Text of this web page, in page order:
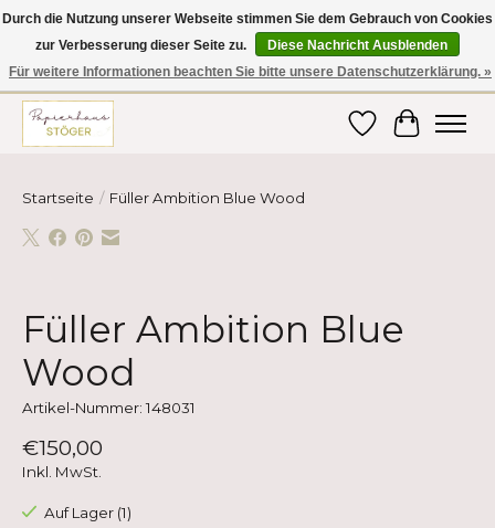
Hier finden Sie hochwertige Produkte im Bereich Schule, Büro, Papier,
Schreiben und vieles mehr! Erhalten Sie Ihre Bestellung bequem nach
Hause oder ins Büro geliefert!
Wunschzettel
Ihr
Startseite / Füller Ambition Blue Wood
Füller Ambition Blue
Wood
Artikel-Nummer: 148031
€150,00
Inkl. MwSt.
Auf Lager (1)
Durch die Nutzung unserer Webseite stimmen Sie dem Gebrauch von Cookies
zur Verbesserung dieser Seite zu.
Diese Nachricht Ausblenden
Für weitere Informationen beachten Sie bitte unsere Datenschutzerklärung. »